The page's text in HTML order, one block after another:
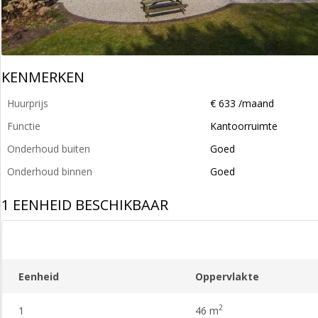
KENMERKEN
Huurprijs
€ 633 /maand
Functie
Kantoorruimte
Onderhoud buiten
Goed
Onderhoud binnen
Goed
1 EENHEID BESCHIKBAAR
Eenheid Oppervlakte
1 46 m2